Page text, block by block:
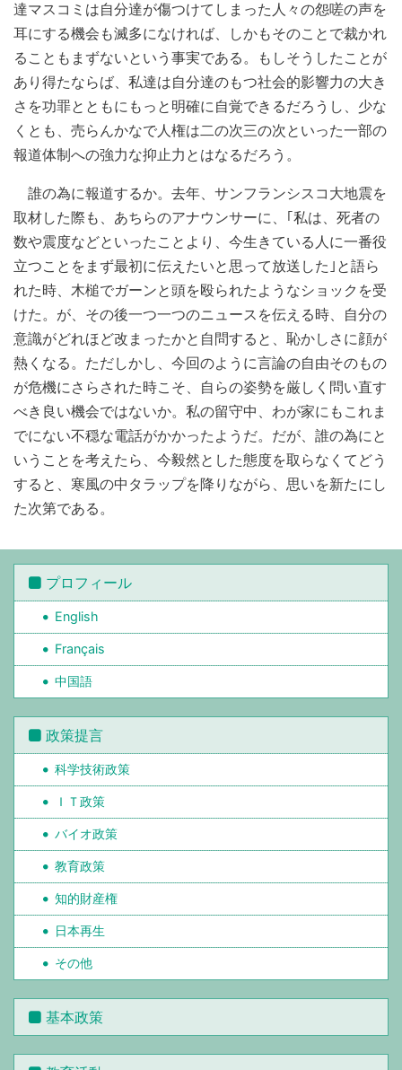
達マスコミは自分達が傷つけてしまった人々の怨嗟の声を
耳にする機会も滅多になければ、しかもそのことで裁かれ
ることもまずないという事実である。もしそうしたことが
あり得たならば、私達は自分達のもつ社会的影響力の大き
さを功罪とともにもっと明確に自覚できるだろうし、少な
くとも、売らんかなで人権は二の次三の次といった一部の
報道体制への強力な抑止力とはなるだろう。
誰の為に報道するか。去年、サンフランシスコ大地震を
取材した際も、あちらのアナウンサーに、｢私は、死者の
数や震度などといったことより、今生きている人に一番役
立つことをまず最初に伝えたいと思って放送した｣と語ら
れた時、木槌でガーンと頭を殴られたようなショックを受
けた。が、その後一つ一つのニュースを伝える時、自分の
意識がどれほど改まったかと自問すると、恥かしさに顔が
熱くなる。ただしかし、今回のように言論の自由そのもの
が危機にさらされた時こそ、自らの姿勢を厳しく問い直す
べき良い機会ではないか。私の留守中、わが家にもこれま
でにない不穏な電話がかかったようだ。だが、誰の為にと
いうことを考えたら、今毅然とした態度を取らなくてどう
すると、寒風の中タラップを降りながら、思いを新たにし
た次第である。
プロフィール
English
Français
中国語
政策提言
科学技術政策
ＩＴ政策
バイオ政策
教育政策
知的財産権
日本再生
その他
基本政策